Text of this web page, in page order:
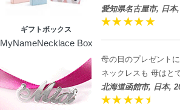
ギフトボックス
MyNameNecklace Box
愛知県名古屋市, 日本
母の日のプレゼント
ネックレスも 母はと
北海道函館市, 日本,